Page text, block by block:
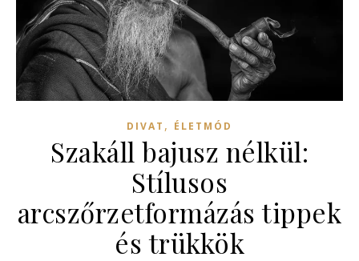
DIVAT , ÉLETMÓD
Szakáll bajusz nélkül:
Stílusos
arcszőrzetformázás tippek
és trükkök